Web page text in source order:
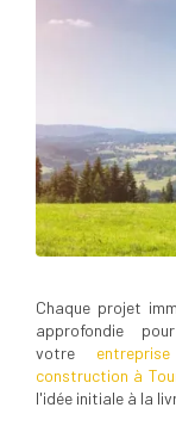
Chaque projet
approfondie
votre
construction à
l'idée initiale à la